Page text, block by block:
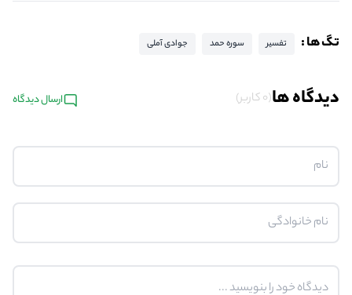
تگ ها : تفسیر سوره حمد جوادی آملی
دیدگاه ها(0 کاربر) ارسال دیدگاه